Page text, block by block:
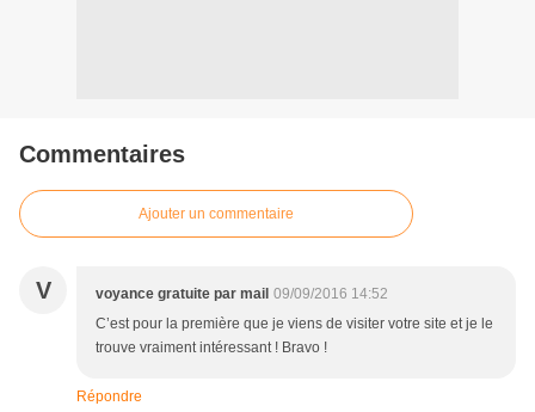
Commentaires
Ajouter un commentaire
V voyance gratuite par mail 09/09/2016 14:52
C’est pour la première que je viens de visiter votre site et je le
trouve vraiment intéressant ! Bravo !
Répondre